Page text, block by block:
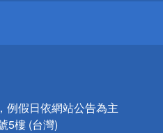
例假日依網站公告為主
5樓 (台灣)